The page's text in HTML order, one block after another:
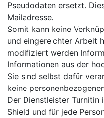
Pseudodaten ersetzt.
Mailadresse.
Somit kann keine
und eingereichter Arbeit
modifiziert werden
Informationen aus der
Sie sind selbst dafür
keine
Der Dienstleister Turnitin
Shield und für jede